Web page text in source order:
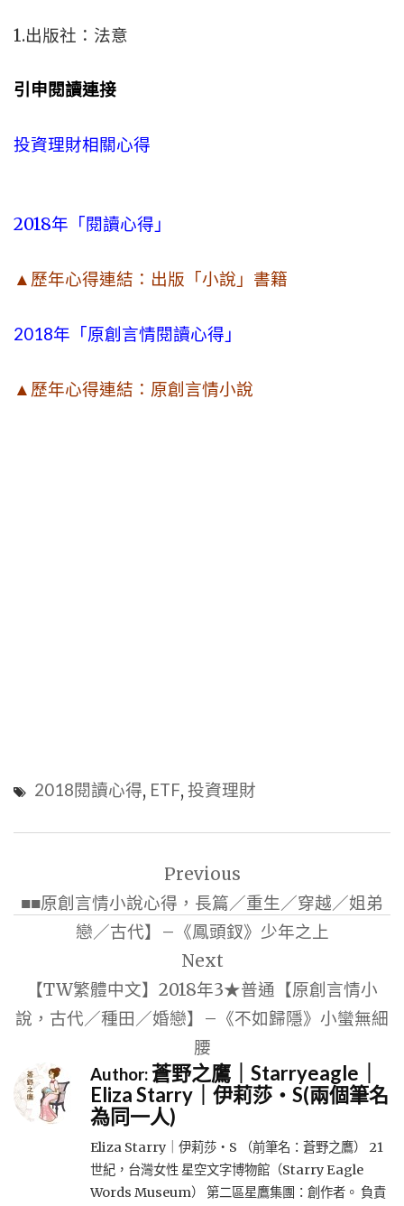
1.出版社：法意
引申閱讀連接
投資理財相關心得
2018年「閱讀心得」
▲歷年心得連結：出版「小說」書籍
2018年「原創言情閱讀心得」
▲歷年心得連結：原創言情小說
2018閱讀心得, ETF, 投資理財
導
Previous
■■原創言情小說心得，長篇／重生／穿越／姐弟
戀／古代】–《鳳頭釵》少年之上
Next
【TW繁體中文】2018年3★普通【原創言情小
說，古代／種田／婚戀】–《不如歸隱》小蠻無細
腰
Author:蒼野之鷹｜Starryeagle｜
Eliza Starry｜伊莉莎・S(兩個筆名
為同一人)
Eliza Starry｜伊莉莎・S （前筆名：蒼野之鷹） 21
世紀，台灣女性 星空文字博物館（Starry Eagle
Words Museum） 第二區星鷹集團：創作者。 負責